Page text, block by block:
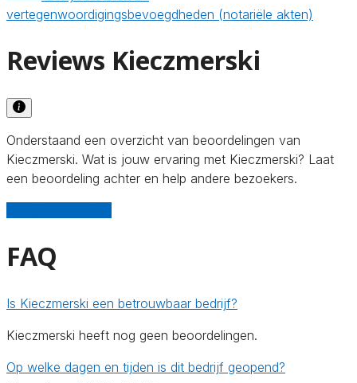
vertegenwoordigingsbevoegdheden (notariële akten)
Reviews Kieczmerski
Onderstaand een overzicht van beoordelingen van
Kieczmerski. Wat is jouw ervaring met Kieczmerski? Laat
een beoordeling achter en help andere bezoekers.
FAQ
Is Kieczmerski een betrouwbaar bedrijf?
Kieczmerski heeft nog geen beoordelingen.
Op welke dagen en tijden is dit bedrijf geopend?